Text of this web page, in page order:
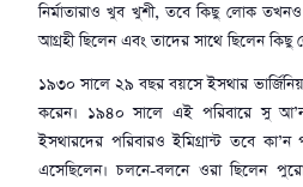
নির্মাতারাও খুব খুশী, তবে কিছু লোক
আগ্রহী ছিলেন এবং তাদের সাথে ছিলেন কিছু
১৯৩০ সালে ২৯ বছর বয়সে ইসথার
করেন। ১৯৪০ সালে এই পরিবারে সু
ইসথারদের পরিবারও ইমিগ্রান্ট তবে কা’ন
এসেছিলেন। চলনে-বলনে ওরা ছিলেন